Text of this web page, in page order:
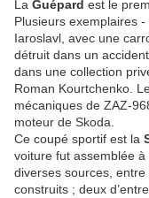
La Guépard est le
Plusieurs exemplaires
Iaroslavl, avec une
détruit dans un
dans une collection
Roman Kourtchenko.
mécaniques de ZAZ-
moteur de Skoda.
Ce coupé sportif est la
voiture fut assemblée
diverses sources,
construits ; deux